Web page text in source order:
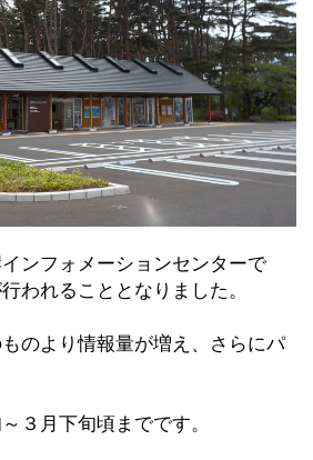
ンフォメーションセンターで
われることとなりました。
のより情報量が増え、さらにパ
３月下旬頃までです。